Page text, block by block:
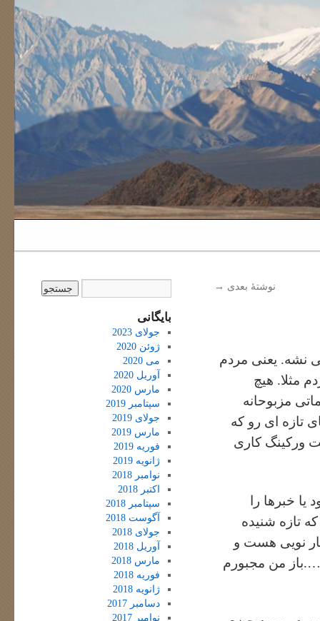
نوشتهٔ بعدی →
نشه. یعنی مردم
مثلا. هیچ
مزبوحانه
تازه ای رو که
ورکینگ کاری
خبرها را
تازه شنیده
نویی هست و
من مجبورم
بایگانی
جولای 2023
ژوئن 2020
می 2020
آوریل 2020
مارس 2020
سپتامبر 2019
جولای 2019
مارس 2019
فوریه 2019
ژانویه 2019
نوامبر 2018
اکتبر 2018
سپتامبر 2018
آگوست 2018
جولای 2018
آوریل 2018
مارس 2018
فوریه 2018
ژانویه 2018
دسامبر 2017
نوامبر 2017